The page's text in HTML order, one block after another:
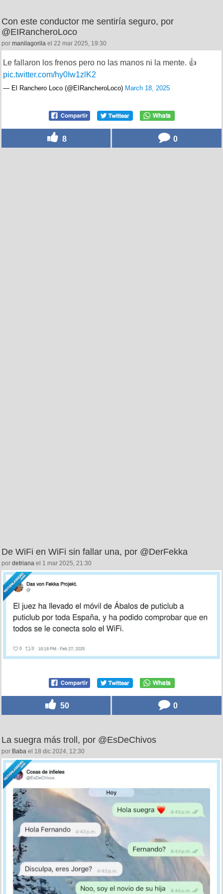
Con este conductor me sentiría seguro, por
@EIRancheroLoco
por manilagorila el 22 mar 2025, 19:30
Le fallaron los frenos pero no las manos ni la mente. 👍
pic.twitter.com/hy0Iw1zlK2
— El Ranchero Loco (@EIRancheroLoco) March 18, 2025
8 0
De WiFi en WiFi sin fallar una, por @DerFekka
por detriana el 1 mar 2025, 21:30
50 0
La suegra más troll, por @EsDeChivos
por Baba el 18 dic 2024, 12:30